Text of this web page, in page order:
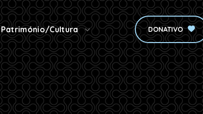
Património/Cultura DONATIVO